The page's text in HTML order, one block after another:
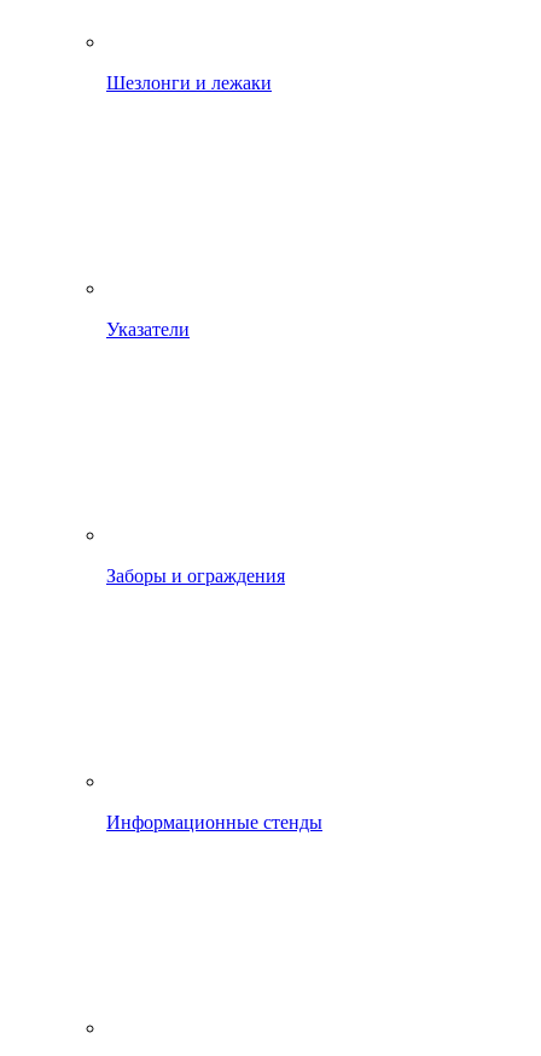
Шезлонги и лежаки
Указатели
Заборы и ограждения
Информационные стенды